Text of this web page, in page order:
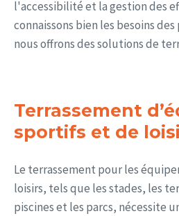
l'accessibilité et la gestion des
connaissons bien les besoins
nous offrons des solutions de
Terrassement
sportifs et de
Le terrassement pour les
loisirs, tels que les stades, les
piscines et les parcs, nécessite